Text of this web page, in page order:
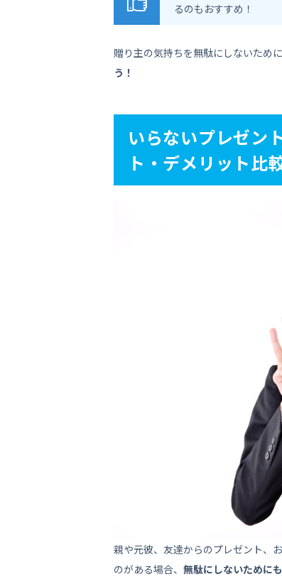
るのもおすすめ！
贈り主の気持ちを無駄にしないために
う！
いらないプレゼン
ト・デメリット比
親や元彼、友達からのプレゼント、
のがある場合、 無駄にしないために